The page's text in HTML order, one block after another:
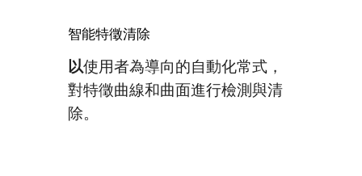
智能特徵清除
以使用者為導向的自動化常式 ，
對特徵曲線和曲面進行檢測與清
除。